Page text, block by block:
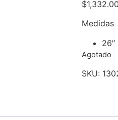
$1,332.00
Medidas
Agotado
SKU: